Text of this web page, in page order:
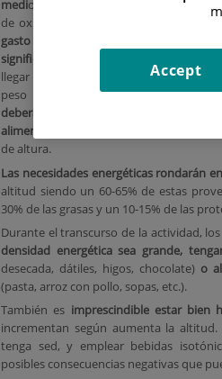
medio: la altitud, el frío, la falta
de oxígeno y la climatología.
gasto calórico aumentará
significativamente
llegar a perder un 10-15% del
peso corporal.
Por ello, se
deberá aumentar la ingesta de
alimentos
de altura.
Las necesidades energéticas rondarán
altitud siendo un 60-65% de estas
30% de las grasas y un 10-15% de las
Durante el transcurso de la actividad,
densidad energética sea grande,
desecada, dátiles, higos, chocolate) o
(pasta, arroz con pollo, sopas, etc.).
También es imprescindible estar bien
incrementan según aumenta la
tenga sed, y emplear bebidas
posibles consecuencias negativas que
Accept